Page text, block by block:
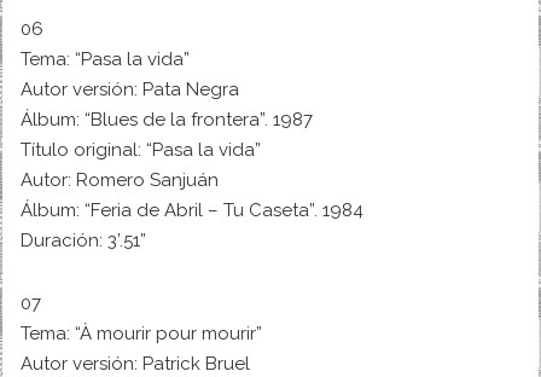
06
Tema: “Pasa la vida”
Autor versión: Pata Negra
Álbum: “Blues de la frontera”. 1987
Título original: “Pasa la vida”
Autor: Romero Sanjuán
Álbum: “Feria de Abril – Tu Caseta”. 1984
Duración: 3’.51”
07
Tema: “À mourir pour mourir”
Autor versión: Patrick Bruel